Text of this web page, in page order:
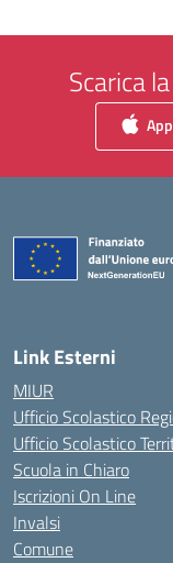
Scarica
Link Esterni
MIUR
Ufficio Scolastico
Ufficio Scolastico
Scuola in Chiaro
Iscrizioni On Line
Invalsi
Comune